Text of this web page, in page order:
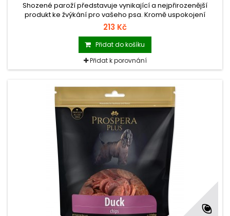
Shozené paroží představuje vynikající a nejpřirozenější
produkt ke žvýkání pro vašeho psa. Kromě uspokojení
potřeby žvýkání mu paroh zároveň pomáhá čistit zuby a
udržovat zdravé dásně.
213 Kč
Přidat do košíku
Přidat k porovnání